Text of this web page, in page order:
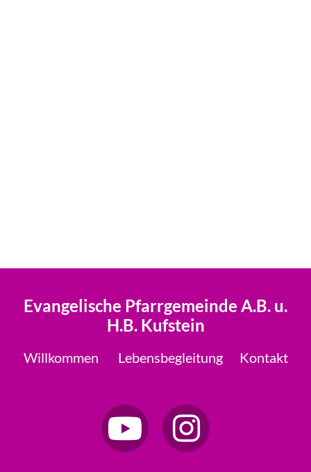
Evangelische Pfarrgemeinde A.B. u.
H.B. Kufstein
Willkommen Lebensbegleitung Kontakt